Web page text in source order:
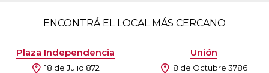
ENCONTRÁ EL LOCAL MÁS CERCANO
Plaza Independencia
18 de Julio 872
Unión
8 de Octubre 3786